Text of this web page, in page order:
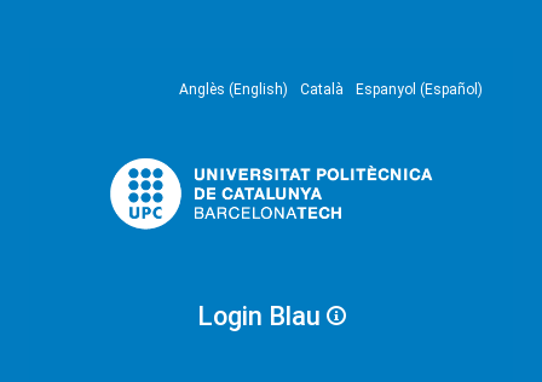
Anglès (English) Català Espanyol (Español)
Login Blau